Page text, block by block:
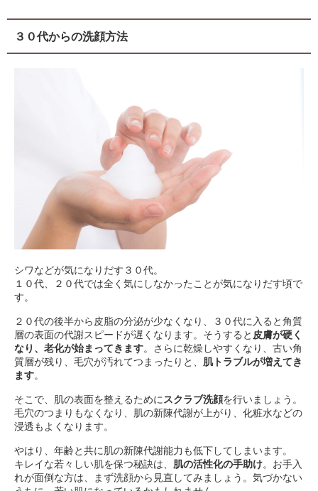
３０代からの洗顔方法
シワなどが気になりだす３０代。
１０代、２０代では全く気にしなかったことが気になりだす頃で
す。
２０代の後半から皮脂の分泌が少なくなり、３０代に入ると角質
層の表面の代謝スピードが遅くなります。そうすると 皮膚が硬く
なり、老化が始まってきます。さらに乾燥しやすくなり、古い角
質層が残り、毛穴が汚れてつまったりと、 肌トラブルが増えてき
ます。
そこで、肌の表面を整えるためにスクラブ洗顔を行いましょう。
毛穴のつまりもなくなり、肌の新陳代謝が上がり、化粧水などの
浸透もよくなります。
やはり、年齢と共に肌の新陳代謝能力も低下してしまいます。
キレイな若々しい肌を保つ秘訣は、 肌の活性化の手助け。お手入
れが面倒な方は、まず洗顔から見直してみましょう。気づかない